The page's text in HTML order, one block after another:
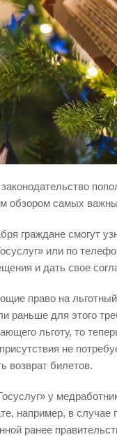
обзором самых
граждане смогут
или по
и дать свое
право на
раньше для этого
льготу, то
не
возврат билетов.
у
например, в
ранее